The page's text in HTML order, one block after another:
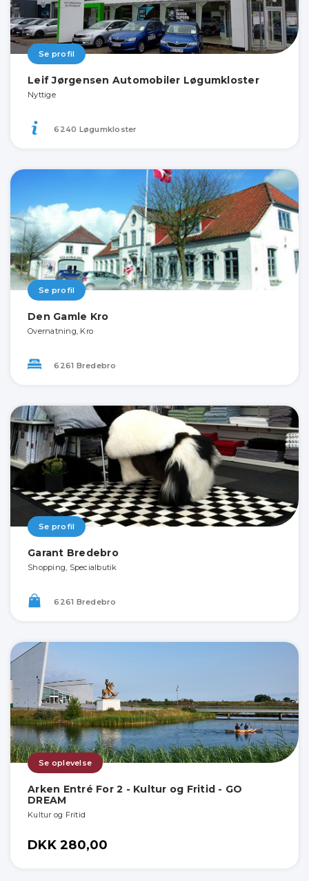
Se profil
Leif Jørgensen Automobiler Løgumkloster
Nyttige
6240 Løgumkloster
Se profil
Den Gamle Kro
Overnatning, Kro
6261 Bredebro
Se profil
Garant Bredebro
Shopping, Specialbutik
6261 Bredebro
Se oplevelse
Arken Entré For 2 - Kultur og Fritid - GO
DREAM
Kultur og Fritid
DKK 280,00